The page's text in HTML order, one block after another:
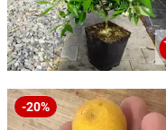
-20%